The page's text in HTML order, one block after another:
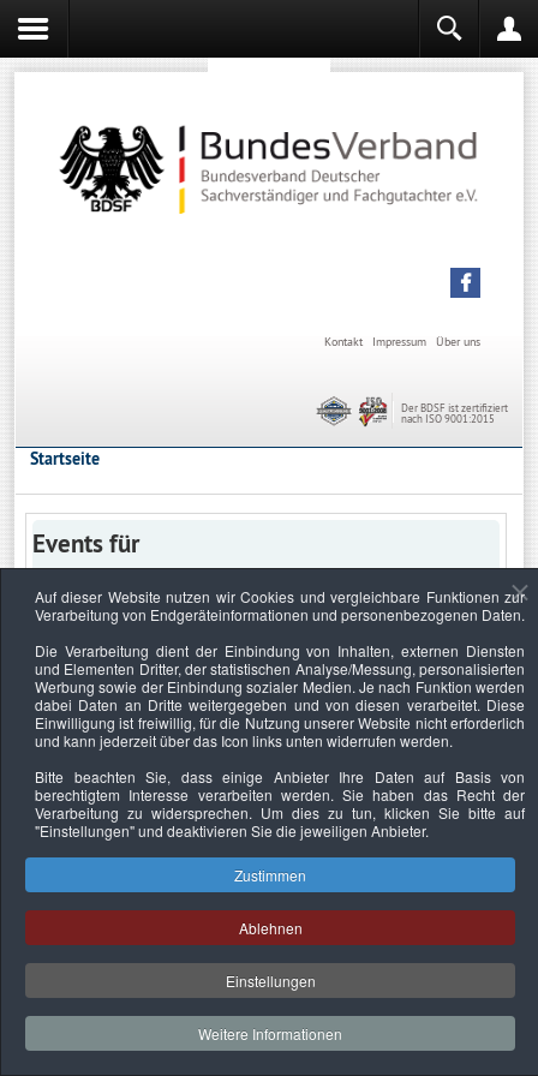
Über uns
Impressum
Kontakt
Der BDSF ist zertifiziert
nach ISO 9001:2015
Startseite
Events für
Keine Termine
Datenschutzerklärung Urheberrechtsnachweise Nachhaltigkeit
Copyright © 2026. Bundesverband Deutscher
Sachverständiger und Fachgutachter e.V..
Auf dieser Website nutzen wir Cookies und vergleichbare Funktionen zur
Verarbeitung von Endgeräteinformationen und personenbezogenen Daten.
Die Verarbeitung dient der Einbindung von Inhalten, externen Diensten
und Elementen Dritter, der statistischen Analyse/Messung, personalisierten
Werbung sowie der Einbindung sozialer Medien. Je nach Funktion werden
dabei Daten an Dritte weitergegeben und von diesen verarbeitet. Diese
Einwilligung ist freiwillig, für die Nutzung unserer Website nicht erforderlich
und kann jederzeit über das Icon links unten widerrufen werden.
Bitte beachten Sie, dass einige Anbieter Ihre Daten auf Basis von
berechtigtem Interesse verarbeiten werden. Sie haben das Recht der
Verarbeitung zu widersprechen. Um dies zu tun, klicken Sie bitte auf
"Einstellungen"und deaktivieren Sie die jeweiligen Anbieter.
Zustimmen
Ablehnen
Einstellungen
Weitere Informationen